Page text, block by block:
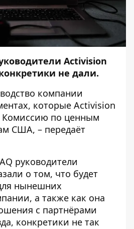
Activision
не дали.
компании
, которые Activision
Комиссию по ценным
США, – передаёт
руководители
о том, что будет
нынешних
а также как она
с партнёрами
конкретики не так